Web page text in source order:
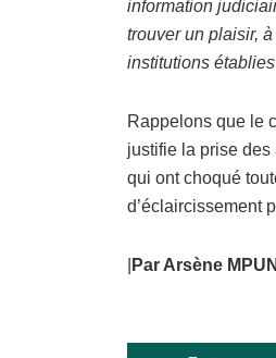
information
trouver un plaisir,
institutions
Rappelons que le
justifie la prise
qui ont choqué
d’éclaircissement
Par Arsène